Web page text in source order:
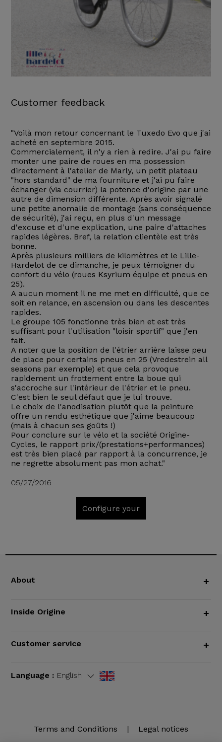
Customer feedback
"Voilà mon retour concernant le Tuxedo Evo que j'ai
acheté en septembre 2015.
Commercialement, il n'y a rien à redire. J'ai pu faire
monter une paire de roues en ma possession
directement à l'atelier de Marly, un petit plateau
"hors standard" de ma fourniture et j'ai pu faire
échanger (via courrier) la potence d'origine par une
autre de dimension différente. Après avoir signalé
une petite anomalie de montage (sans conséquence
de sécurité), j'ai reçu, en plus d'un message
d'excuse et d'une explication, une paire d'attaches
rapides légères. Bref, la relation clientèle est très
bonne.
Après plusieurs milliers de kilomètres et le Lille-
Hardelot de ce dimanche, je peux témoigner du
confort du vélo (roues Ksyrium équipe et pneus en
25).
A aucun moment il ne me met en difficulté, que ce
soit en relance, en ascension ou dans les descentes
rapides.
Le groupe 105 fonctionne très bien et est très
suffisant pour l'utilisation "loisir sportif" que j'en
fait.
A noter que la position de l'étrier arrière laisse peu
de place pour certains pneus en 25 (Vredestrein all
seasons par exemple) et que cela provoque
rapidement un frottement entre la boue qui
s'accroche sur l'intérieur de l'étrier et le pneu.
C'est bien le seul défaut que je lui trouve.
Le choix de l'anodisation plutôt que la peinture
offre un rendu esthétique que j'aime beaucoup
(mais à chacun ses goûts !)
Pour conclure sur le vélo et la société Origine-
Cycles, le rapport prix/(prestations+performances)
est très bien placé par rapport à la concurrence, je
ne regrette absolument pas mon achat."
05/27/2016
Configure your
About +
Inside Origine +
Customer service +
Language : English
Terms and Conditions | Legal notices